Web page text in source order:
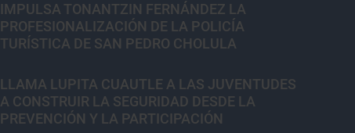
IMPULSA TONANTZIN FERNÁNDEZ LA
PROFESIONALIZACIÓN DE LA POLICÍA
TURÍSTICA DE SAN PEDRO CHOLULA
LLAMA LUPITA CUAUTLE A LAS JUVENTUDES
A CONSTRUIR LA SEGURIDAD DESDE LA
PREVENCIÓN Y LA PARTICIPACIÓN